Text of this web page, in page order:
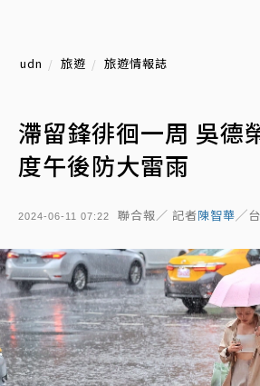
udn 旅遊 旅遊情報誌
滯留鋒徘徊一周 吳德
度午後防大雷雨
2024-06-11 07:22 聯合報／ 記者陳智華╱